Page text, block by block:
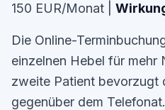
150 EUR/Monat |
Die Online-
einzelnen Hebel für mehr
zweite Patient bevorzugt
gegenüber dem